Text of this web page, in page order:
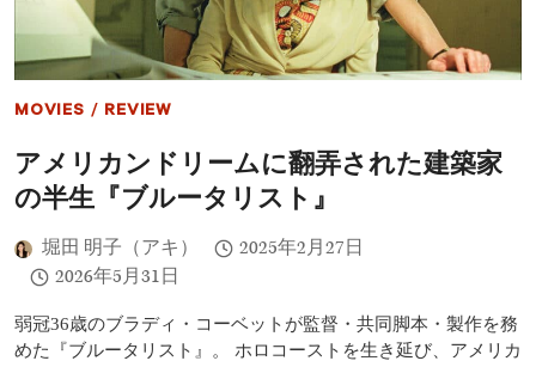
ュ
レ
イ
ェ
ゼ
グ
ラ
の
演
技
と
ガ
ル・
MOVIES / REVIEW
アメリカンドリームに翻弄された建築家
の半生『ブルータリスト』
堀田 明子（アキ）
2025年2月27日
2026年5月31日
弱冠36歳のブラディ・コーベットが監督・共同脚本・製作を務
めた『ブルータリスト』。 ホロコーストを生き延び、アメリカ